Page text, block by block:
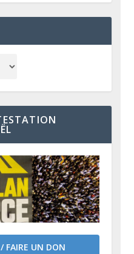
FAIRE UN DON